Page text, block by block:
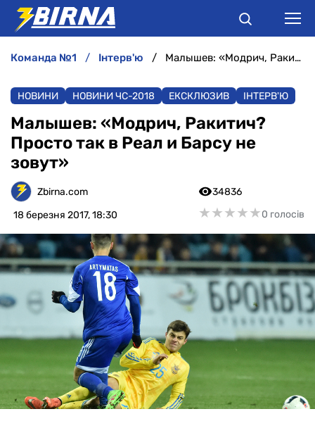
АНАЛІТИКА
ІНТЕРВ'Ю
РІЗНЕ
БУКМЕКЕРИ
команда №1 інтерв'ю Малышев: «Модрич, Ракитич? Просто так в Реал и Барсу не зовут»
НОВИНИ НОВИНИ ЧС-2018 ЕКСКЛЮЗИВ ІНТЕРВ'Ю
Малышев: «Модрич, Ракитич?
Просто так в Реал и Барсу не
зовут»
Zbirna.com
18 березня 2017, 18:30
34836
★★★★★
★★★★★0 голосів